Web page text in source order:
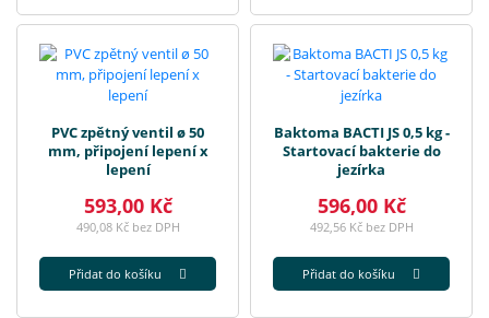
PVC zpětný ventil ø 50
mm, připojení lepení x
lepení
593,00 Kč
490,08 Kč bez DPH
Přidat do košíku
Baktoma BACTI JS 0,5 kg -
Startovací bakterie do
jezírka
596,00 Kč
492,56 Kč bez DPH
Přidat do košíku